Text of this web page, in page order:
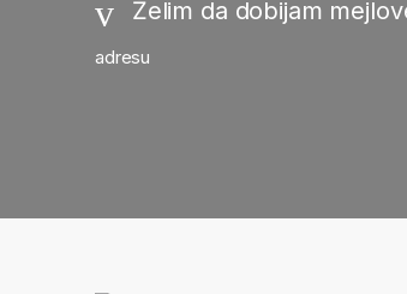
Želim da dobijam
adresu